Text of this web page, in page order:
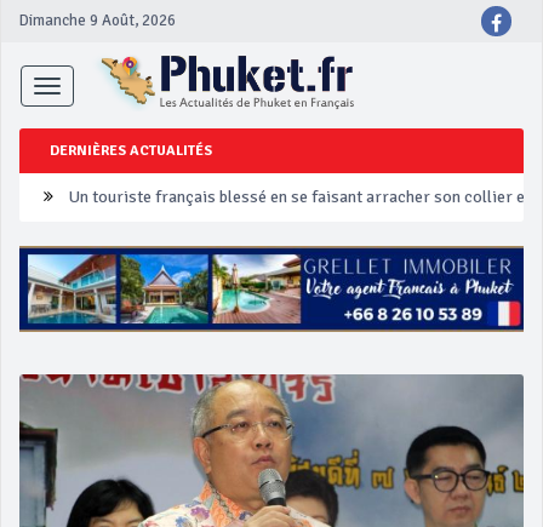
Dimanche 9 Août, 2026
Toggle
navigation
DERNIÈRES ACTUALITÉS
Un touriste français blessé en se faisant arracher son collier en
Phuket Peranakan Festival
‘Phuket Eye’ assurera la sécurité pendant Songkran
Campagne de sécurité routière ‘Seven Days of Danger’ de